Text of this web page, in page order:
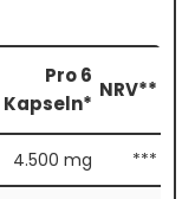
Pro 6
Kapseln*
NRV**
4.500 mg ***